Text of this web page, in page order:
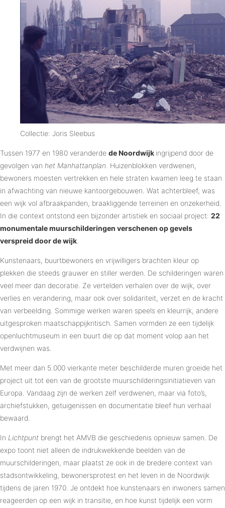
Collectie: Joris Sleebus
Tussen 1977 en 1980 veranderde de Noordwijk ingrijpend door de
gevolgen van het Manhattanplan. Huizenblokken verdwenen,
bewoners moesten vertrekken en hele straten kwamen leeg te staan
in afwachting van nieuwe kantoorgebouwen. Wat achterbleef, was
een wijk vol afbraakpanden, braakliggende terreinen en onzekerheid.
In die context ontstond een bijzonder artistiek en sociaal project: 22
monumentale muurschilderingen verschenen op gevels
verspreid door de wijk.
Kunstenaars, buurtbewoners en vrijwilligers brachten kleur op
plekken die steeds grauwer en stiller werden. De schilderingen waren
veel meer dan decoratie. Ze vertelden verhalen over de wijk, over
verlies en verandering, maar ook over solidariteit, verzet en de kracht
van verbeelding. Sommige werken waren speels en kleurrijk, andere
uitgesproken maatschappijkritisch. Samen vormden ze een tijdelijk
openluchtmuseum in een buurt die op dat moment volop aan het
verdwijnen was.
Met meer dan 5.000 vierkante meter beschilderde muren groeide het
project uit tot een van de grootste muurschilderingsinitiatieven van
Europa. Vandaag zijn de werken zelf verdwenen, maar via foto’s,
archiefstukken, getuigenissen en documentatie bleef hun verhaal
bewaard.
In Lichtpunt brengt het AMVB die geschiedenis opnieuw samen. De
expo toont niet alleen de indrukwekkende beelden van de
muurschilderingen, maar plaatst ze ook in de bredere context van
stadsontwikkeling, bewonersprotest en het leven in de Noordwijk
tijdens de jaren 1970. Je ontdekt hoe kunstenaars en inwoners samen
reageerden op een wijk in transitie, en hoe kunst tijdelijk een vorm